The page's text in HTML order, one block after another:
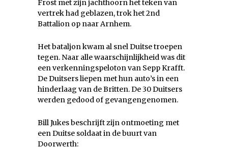
Frost met zijn jachthoorn het teken van
vertrek had geblazen, trok het 2nd
Battalion op naar Arnhem.
Het bataljon kwam al snel Duitse troepen
tegen. Naar alle waarschijnlijkheid was dit
een verkenningspeloton van Sepp Krafft.
De Duitsers liepen met hun auto’s in een
hinderlaag van de Britten. De 30 Duitsers
werden gedood of gevangengenomen.
Bill Jukes beschrijft zijn ontmoeting met
een Duitse soldaat in de buurt van
Doorwerth: